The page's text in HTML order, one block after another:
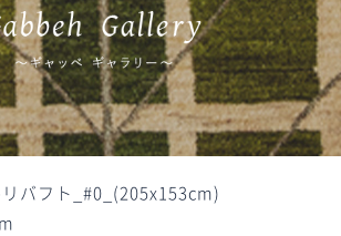
バフト_#0_(205x153cm)